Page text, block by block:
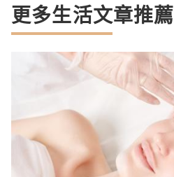
更多生活文章推薦